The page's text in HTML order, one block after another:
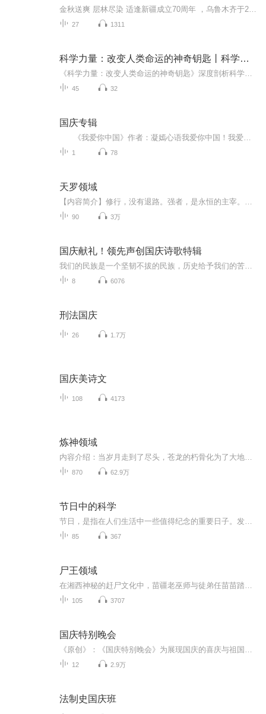
27 1311
科学力量：改变人类命运的神奇钥匙丨科学推动文明丨回望科学领域发展丨人类文明进步
45 32
国庆专辑
1 78
天罗领域
90 3万
国庆献礼！领先声创国庆诗歌特辑
8 6076
刑法国庆
26 1.7万
国庆美诗文
108 4173
炼神领域
870 62.9万
节日中的科学
85 367
尸王领域
105 3707
国庆特别晚会
12 2.9万
法制史国庆班